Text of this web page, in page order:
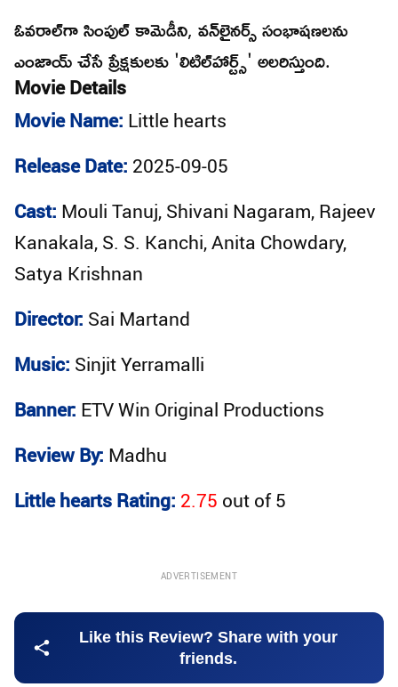
ఓవరాల్‌గా సింపుల్‌ కామెడీని, వన్‌లైనర్స్‌ సంభాషణలను
ఎంజాయ్‌ చేసే ప్రేక్షకులకు 'లిటిల్‌హార్ట్స్‌' అలరిస్తుంది.
Movie Details
Movie Name: Little hearts
Release Date: 2025-09-05
Cast: Mouli Tanuj, Shivani Nagaram, Rajeev
Kanakala, S. S. Kanchi, Anita Chowdary,
Satya Krishnan
Director: Sai Martand
Music: Sinjit Yerramalli
Banner: ETV Win Original Productions
Review By: Madhu
Little hearts Rating: 2.75 out of5
ADVERTISEMENT
Like this Review? Share with your
friends.